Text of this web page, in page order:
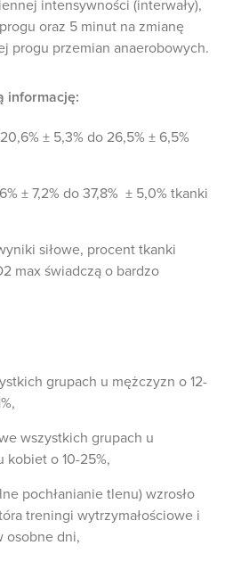
intensywności (interwały),
oraz 5 minut na zmianę
progu przemian anaerobowych.
informację:
± 5,3% do 26,5% ± 6,5%
± 7,2% do 37,8% ± 5,0% tkanki
siłowe, procent tkanki
max świadczą o bardzo
grupach u mężczyzn o 12-
wszystkich grupach u
kobiet o 10-25%,
pochłanianie tlenu) wzrosło
treningi wytrzymałościowe i
osobne dni,